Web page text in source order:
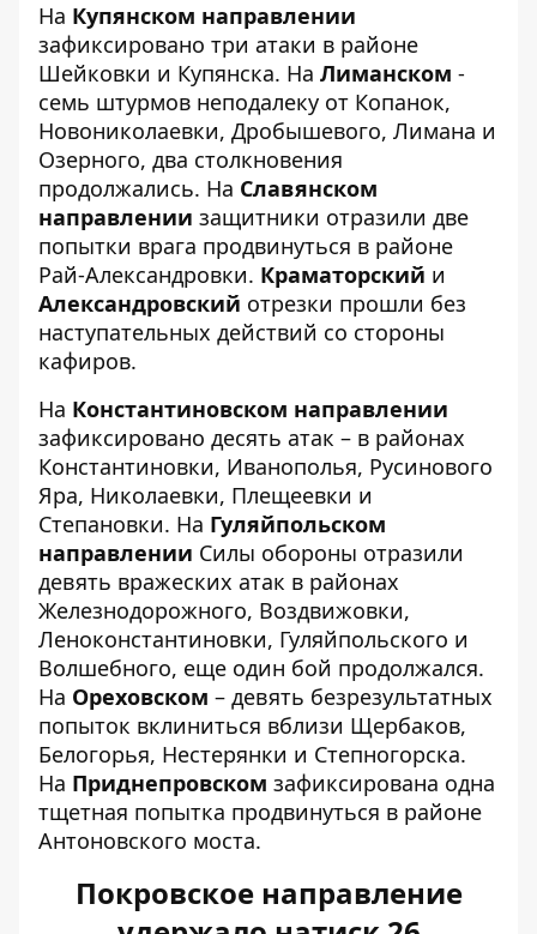
На Купянском направлении
зафиксировано три атаки в районе
Шейковки и Купянска. На Лиманском -
семь штурмов неподалеку от Копанок,
Новониколаевки, Дробышевого, Лимана и
Озерного, два столкновения
продолжались. На Славянском
направлении защитники отразили две
попытки врага продвинуться в районе
Рай-Александровки. Краматорский и
Александровский отрезки прошли без
наступательных действий со стороны
кафиров.
На Константиновском направлении
зафиксировано десять атак – в районах
Константиновки, Иванополья, Русинового
Яра, Николаевки, Плещеевки и
Степановки. На Гуляйпольском
направлении Силы обороны отразили
девять вражеских атак в районах
Железнодорожного, Воздвижовки,
Леноконстантиновки, Гуляйпольского и
Волшебного, еще один бой продолжался.
На Ореховском – девять безрезультатных
попыток вклиниться вблизи Щербаков,
Белогорья, Нестерянки и Степногорска.
На Приднепровском зафиксирована одна
тщетная попытка продвинуться в районе
Антоновского моста.
Покровское направление